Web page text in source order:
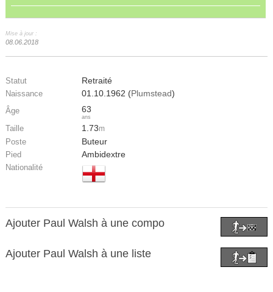
Mise à jour :
08.06.2018
Statut Retraité
Naissance 01.10.1962 (Plumstead)
Âge 63
ans
Taille 1.73m
Poste Buteur
Pied Ambidextre
Nationalité
Ajouter Paul Walsh à une compo
Ajouter Paul Walsh à une liste